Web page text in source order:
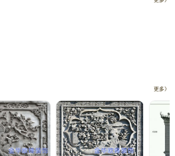
更多》